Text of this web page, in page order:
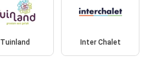
Tuinland Inter Chalet